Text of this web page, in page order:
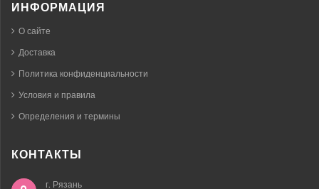
ИНФОРМАЦИЯ
О сайте
Доставка
Политика конфиденциальности
Условия и правила
Определения и термины
КОНТАКТЫ
г. Рязань